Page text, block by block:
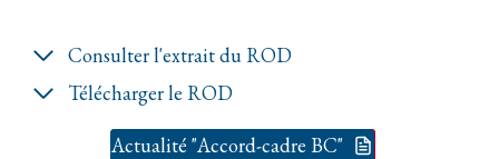
Consulter l'extrait du ROD
Télécharger le ROD
Actualité "Accord-cadre BC"